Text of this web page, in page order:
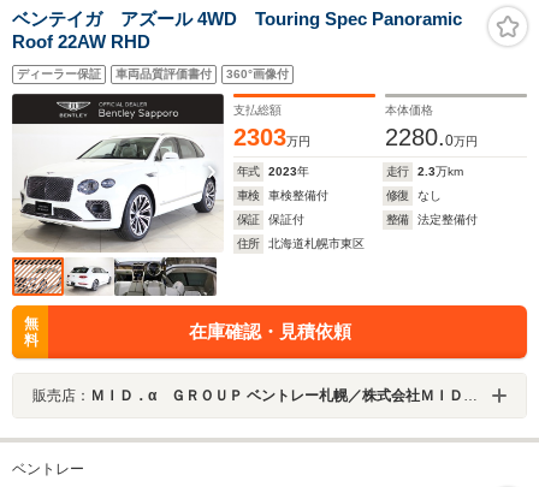
ベンテイガ アズール 4WD Touring Spec Panoramic
Roof 22AW RHD
ディーラー保証 車両品質評価書付 360°画像付
支払総額
2303万円
本体価格
2280.0万円
年式 2023年 走行 2.3万km
車検
車検整備付 修復
なし
保証
保証付 整備
法定整備付
住所
北海道札幌市東区
無
料
在庫確認・見積依頼
販売店： ＭＩＤ．α ＧＲＯＵＰ ベントレー札幌／株式会社ＭＩＤ ＡＬＦＡ
ベントレー